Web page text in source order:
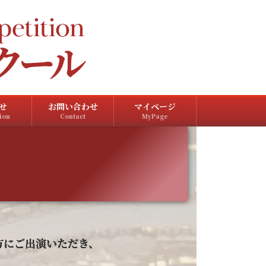
お問い合わせ
Contact
マイページ
MyPage
ご出演いただき、